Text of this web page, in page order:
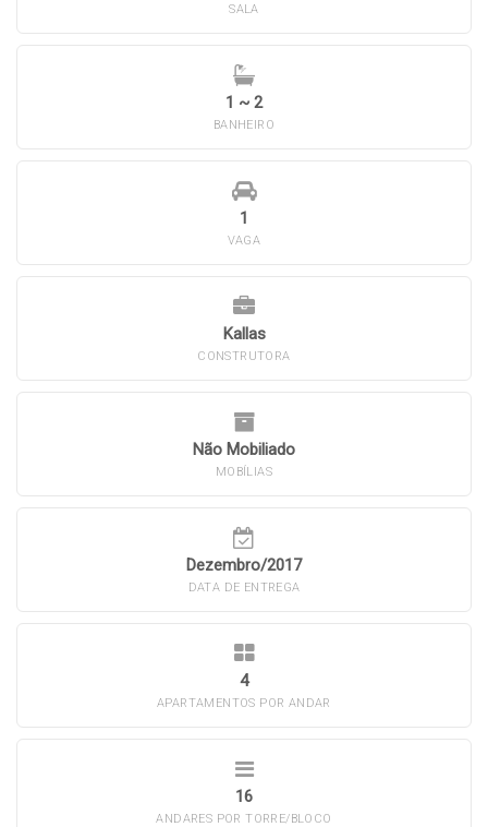
SALA
1 ~ 2
BANHEIRO
1
VAGA
Kallas
CONSTRUTORA
Não Mobiliado
MOBÍLIAS
Dezembro/2017
DATA DE ENTREGA
4
APARTAMENTOS POR ANDAR
16
ANDARES POR TORRE/BLOCO